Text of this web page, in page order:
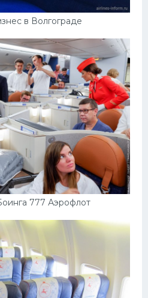
в Волгограде
777 Аэрофлот